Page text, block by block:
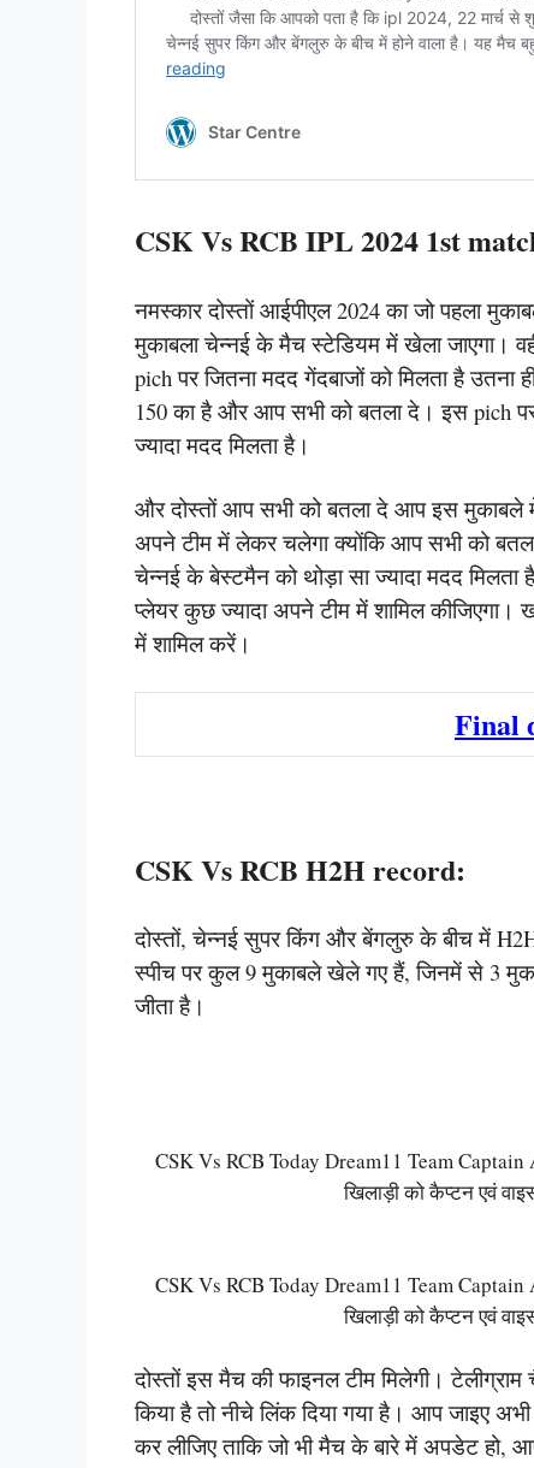
CSK Vs RCB IPL 2024 1st
नमस्कार दोस्तों आईपीएल 2024 का जो पहला
मुकाबला चेन्नई के मैच स्टेडियम में खेला जाएगा।
pich पर जितना मदद गेंदबाजों को मिलता है
150 का है और आप सभी को बतला दे। इस pich पर
ज्यादा मदद मिलता है।
और दोस्तों आप सभी को बतला दे आप इस मुकाबले
अपने टीम में लेकर चलेगा क्योंकि आप सभी को
चेन्नई के बेस्टमैन को थोड़ा सा ज्यादा मदद
प्लेयर कुछ ज्यादा अपने टीम में शामिल
में शामिल करें।
Final
CSK Vs RCB H2H record:
दोस्तों, चेन्नई सुपर किंग और बेंगलुरु के बीच में H2H
स्पीच पर कुल 9 मुकाबले खेले गए हैं, जिनमें से 3
जीता है।
CSK Vs RCB Today Dream11 Team
खिलाड़ी को कैप्टन एवं
CSK Vs RCB Today Dream11 Team
खिलाड़ी को कैप्टन एवं
दोस्तों इस मैच की फाइनल टीम मिलेगी।
किया है तो नीचे लिंक दिया गया है। आप जाइए
कर लीजिए ताकि जो भी मैच के बारे में अपडेट हो,